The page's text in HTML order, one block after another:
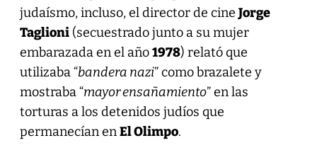
judaísmo, incluso, el director de cine Jorge
Taglioni(secuestrado junto a su mujer
embarazada en el año1978) relató que
utilizaba “bandera nazi” como brazalete y
mostraba “mayor ensañamiento” en las
torturas a los detenidos judíos que
permanecían enEl Olimpo.